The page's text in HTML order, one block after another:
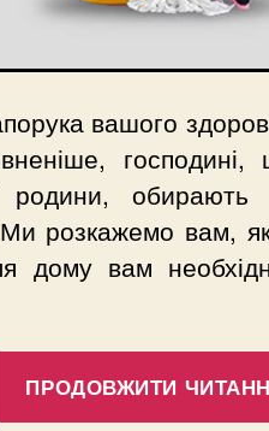
вашого
родини, обирають
розкажемо вам,
дому вам
ПРОДОВЖИТИ